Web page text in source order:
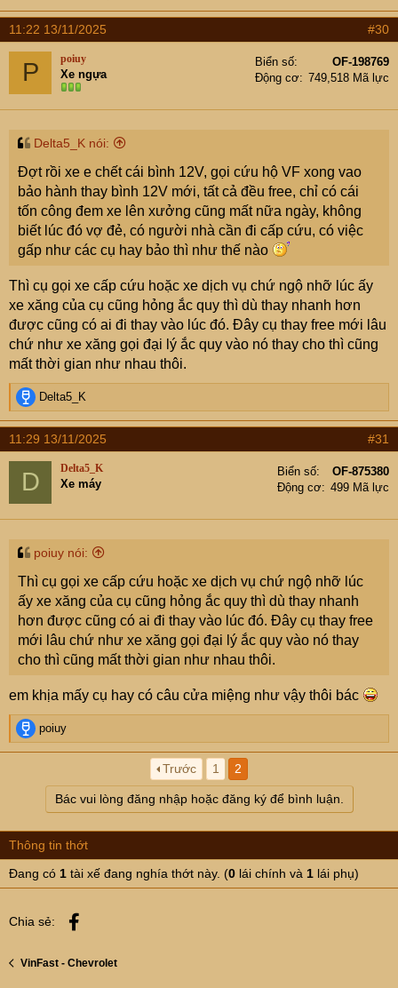
Suzuki XL7 ngập nước tại Thái Nguyên, chủ xe mang
đến đại lý và nhận báo giá sửa chữa, thay linh kiện hết
gần 630 triệu. Chiếc xe này cũng có tới hơn 80 hạng mục
phải thay thế từ dây đai an toàn đến các bộ cảm biến, túi
khí, các bộ điều khiển, hệ thống điện, bình xăng, mô tơ
cửa kính, khóa cửa, gương và các chi tiết động cơ…với
630 triệu đồng. Tại Việt Nam, Suzuki XL7 mới có 1 phiên
bản với giá niêm yết 599 triệu đồng, giá lăn bánh từ 663-
693,5 triệu đồng tùy từng địa phương. Chi phí sửa chữa
của chiếc xe này cao hơn giá bán xe mới.
Choáng váng với báo giá sửa chữa ô tô ngập nước
mang sửa chữa nhận “báo giá khủng” khiến mọi người
không khỏi choáng váng.
diendandoanhnghiep.vn
Nhớn dồi nói có sách mách có chứng nghe em.
11:22 13/11/2025 #30
P poiuy
Xe ngựa
Biển số
OF-198769
Động cơ
749,518 Mã lực
Delta5_K nói:
Đợt rồi xe e chết cái bình 12V, gọi cứu hộ VF xong vao
bảo hành thay bình 12V mới, tất cả đều free, chỉ có cái
tốn công đem xe lên xưởng cũng mất nữa ngày, không
biết lúc đó vợ đẻ, có người nhà cần đi cấp cứu, có việc
gấp như các cụ hay bảo thì như thế nào
Thì cụ gọi xe cấp cứu hoặc xe dịch vụ chứ ngộ nhỡ lúc ấy
xe xăng của cụ cũng hỏng ắc quy thì dù thay nhanh hơn
được cũng có ai đi thay vào lúc đó. Đây cụ thay free mới lâu
chứ như xe xăng gọi đại lý ắc quy vào nó thay cho thì cũng
mất thời gian như nhau thôi.
R
e
a
c
t
n
s
Delta5_K
11:29 13/11/2025 #31
D Delta5_K
Xe máy
Biển số
OF-875380
Động cơ
499 Mã lực
poiuy nói:
Thì cụ gọi xe cấp cứu hoặc xe dịch vụ chứ ngộ nhỡ lúc
ấy xe xăng của cụ cũng hỏng ắc quy thì dù thay nhanh
hơn được cũng có ai đi thay vào lúc đó. Đây cụ thay free
mới lâu chứ như xe xăng gọi đại lý ắc quy vào nó thay
cho thì cũng mất thời gian như nhau thôi.
em khịa mấy cụ hay có câu cửa miệng như vậy thôi bác
R
e
s
poiuy
Trước 1 2
Bác vui lòng đăng nhập hoặc đăng ký để bình luận.
Thông tin thớt
Đang có 1 tài xế đang nghía thớt này. (0 lái chính và 1 lái phụ)
Chia sẻ:
VinFast - Chevrolet